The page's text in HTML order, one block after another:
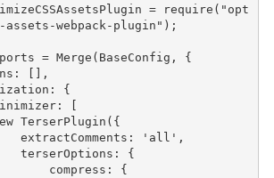
= require ( "opt
webpack-plugin" );
= Merge ( BaseConfig ,
{
:
[],
:
{
:
TerserPlugin ({
extractComments : 'all' ,
terserOptions :
{
compress :
{